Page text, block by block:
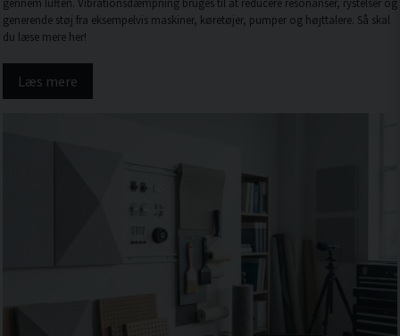
generende støj fra eksempelvis maskiner, køretøjer, pumper og højttalere. Så skal
du læse mere her!
Læs mere